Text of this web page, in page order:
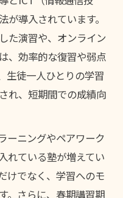
ム作りに最適な理
支える工夫に注目
習慣を自然に定着
導入されています。
た演習や、オンライン
、効率的な復習や弱点
生徒一人ひとりの学習
れ、短期間での成績向
ーニングやペアワーク
れている塾が増えてい
けでなく、学習へのモ
。さらに、春期講習期